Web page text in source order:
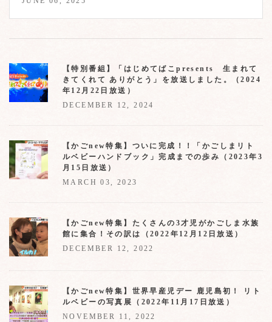
【特別番組】「はじめてばこpresents 生まれて
きてくれて ありがとう」を放送しました。（2024
年12月22日放送）
DECEMBER 12, 2024
【かごnew特集】ついに完成！！「かごしまリト
ルベビーハンドブック」完成までの歩み（2023年3
月15日放送）
MARCH 03, 2023
【かごnew特集】たくさんの3才児がかごしま水族
館に集合！その訳は（2022年12月12日放送）
DECEMBER 12, 2022
【かごnew特集】世界早産児デー 鹿児島初！ リト
ルベビーの写真展（2022年11月17日放送）
NOVEMBER 11, 2022